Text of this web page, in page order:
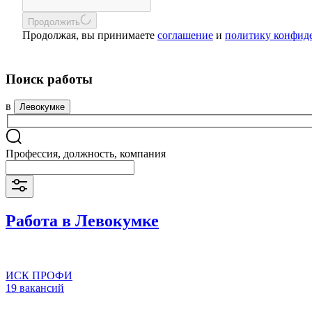
Продолжить
Продолжая, вы принимаете соглашение и политику
Поиск работы
в Левокумке
Профессия, должность, компания
Работа в Левокумке
ИСК ПРОФИ
19 вакансий